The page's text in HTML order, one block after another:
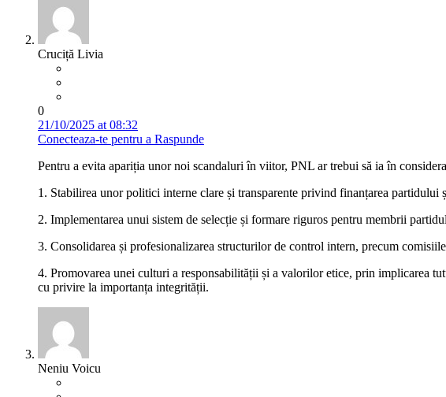
Cruciță Livia
0
21/10/2025 at 08:32
Conecteaza-te pentru a Raspunde
Pentru a evita apariția unor noi scandaluri în viitor, PNL ar trebui să ia în
1. Stabilirea unor politici interne clare și transparente privind finanțarea
2. Implementarea unui sistem de selecție și formare riguros pentru membrii
3. Consolidarea și profesionalizarea structurilor de control intern, precum
4. Promovarea unei culturi a responsabilității și a valorilor etice, prin implicarea
cu privire la importanța integrității.
Neniu Voicu